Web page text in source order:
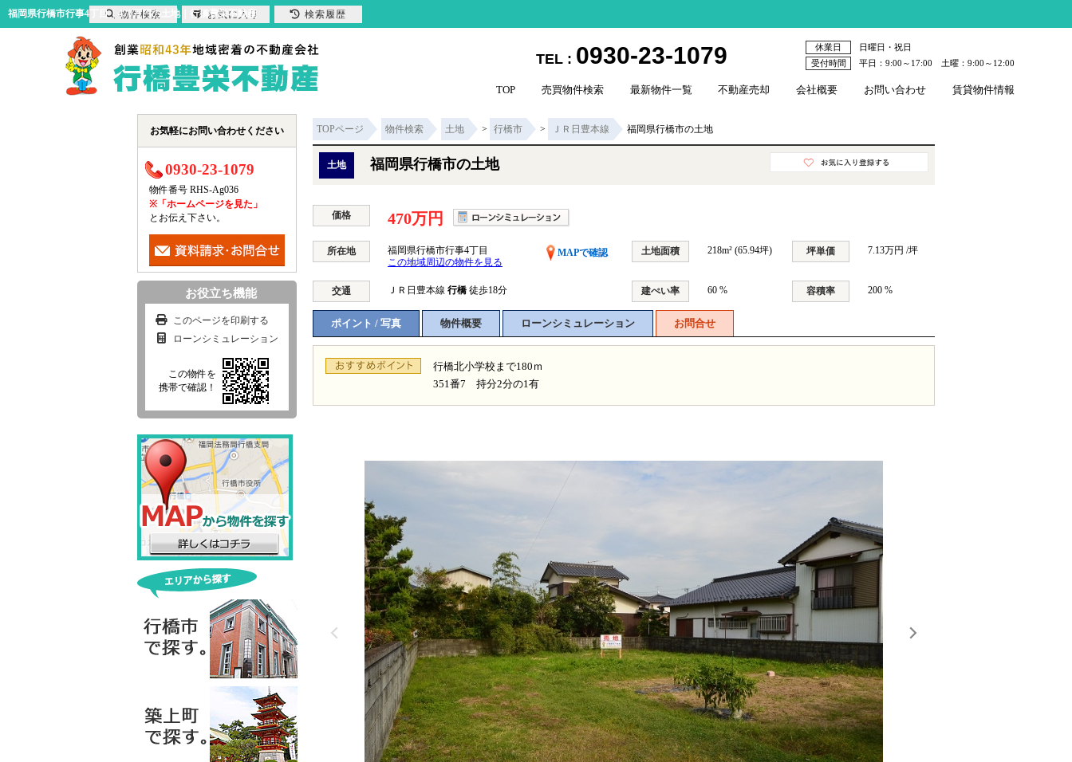
福岡県行橋市行事4丁目｜470万円の土地｜行橋豊栄不動産
TEL : 0930-23-1079 休業日
日曜日・祝日
受付時間
平日：9:00～17:00 土曜：9:00～12:00
TOP 売買物件検索 最新物件一覧 不動産売却 会社概要 お問い合わせ 賃貸物件情報
TOPページ 物件検索 土地 > 行橋市 > ＪＲ日豊本線 福岡県行橋市の土地
土地 福岡県行橋市の土地
価格 470万円
所在地 福岡県行橋市行事4丁目
MAPで確認
この地域周辺の物件を見る
土地面積 218m² (65.94坪) 坪単価 7.13万円 /坪
交通 ＪＲ日豊本線 行橋 徒歩18分 建ぺい率 60 % 容積率 200 %
ポイント / 写真 物件概要 ローンシミュレーション お問合せ
行橋北小学校まで180ｍ
351番7 持分2分の1有
お気軽にお問い合わせください
0930-23-1079
物件番号 RHS-Ag036
※「ホームページを見た」
とお伝え下さい。
お役立ち機能
このページを印刷する
ローンシミュレーション
この物件を
携帯で確認！
物件検索 お気に入り 検索履歴